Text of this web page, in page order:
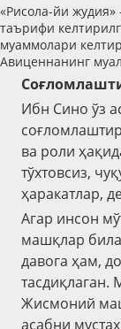
«Рисола-йи
таърифи
муаммолари
Авиценнанинг
Ибн Сино ўз
ва роли
тўхтовсиз,
ҳаракатлар,
Агар инсон
машқлар
давога ҳам,
тасдиқлаган.
Жисмоний
асабни